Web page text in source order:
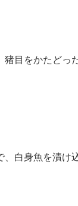
目をかたどっ
白身魚を漬け